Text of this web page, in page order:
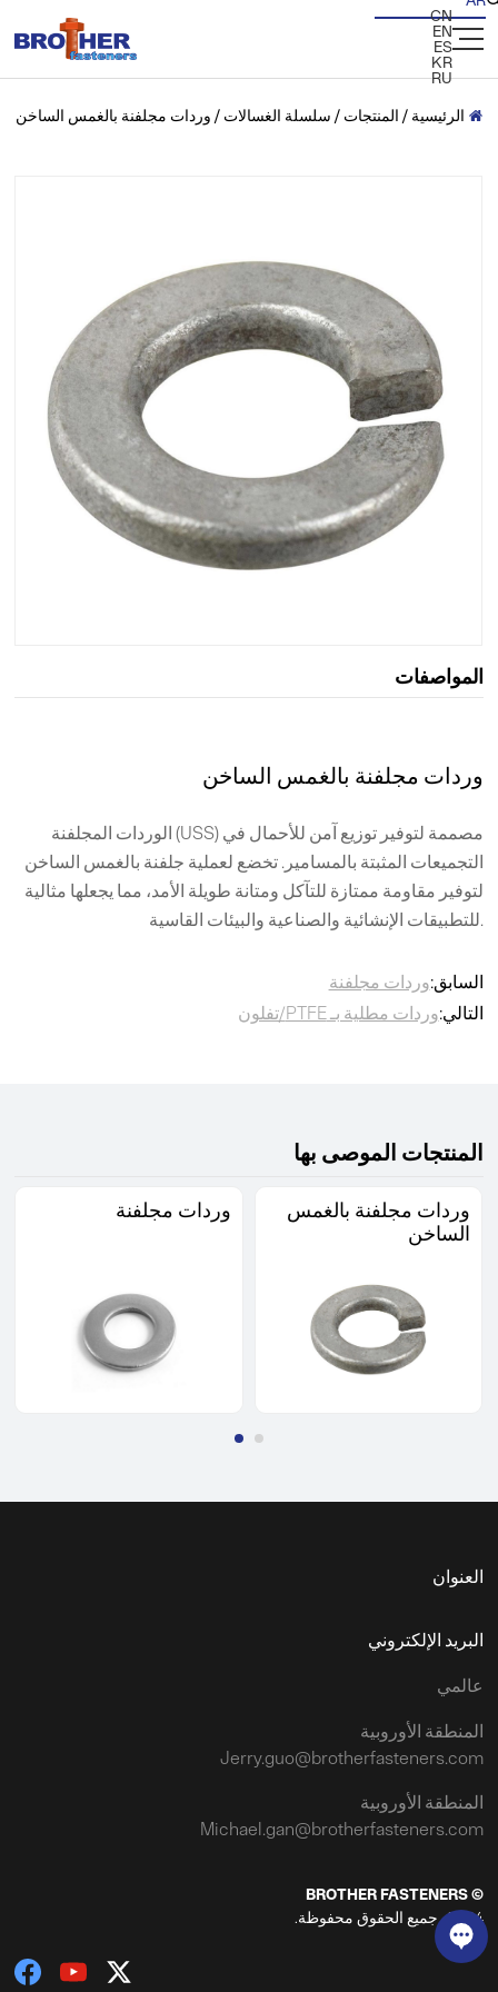
CN
EN
ES
KR
RU
 الرئيسية/ المنتجات / سلسلة الغسالات / وردات مجلفنة بالغمس الساخن
وردات مجلفنة بالغمس الساخن
الوردات المجلفنة (USS) مصممة لتوفير توزيع آمن للأحمال في
التجميعات المثبتة بالمسامير. تخضع لعملية جلفنة بالغمس الساخن
لتوفير مقاومة ممتازة للتآكل ومتانة طويلة الأمد، مما يجعلها مثالية
للتطبيقات الإنشائية والصناعية والبيئات القاسية.
السابق:وردات مجلفنة
التالي:وردات مطلية بـ PTFE/تفلون
المواصفات
المنتجات الموصى بها
وردات مجلفنة
وردات مجلفنة بالغمس
الساخن
© BROTHER FASTENERS
2024، جميع الحقوق محفوظة.
العنوان
البريد الإلكتروني
عالمي
المنطقة الأوروبية
Jerry.guo@brotherfasteners.com
المنطقة الأوروبية
Michael.gan@brotherfasteners.com